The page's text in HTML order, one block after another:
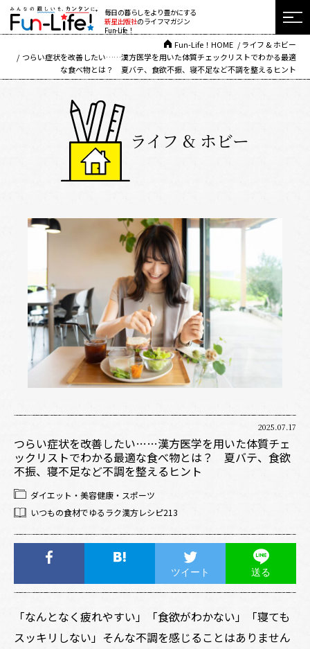
毎日の暮らしをより豊かにする
新星出版社のライフマガジン
Fun-Life！
Fun-Life！HOME
ライフ & ホビー
つらい症状を改善したい……漢方医学を用いた体質チェックリストでわかる最適
な食べ物とは？ 夏バテ、食欲不振、寝不足など不調を整えるヒント
ライフ & ホビー
2025.07.17
つらい症状を改善したい……漢方医学を用いた体質チェ
ックリストでわかる最適な食べ物とは？ 夏バテ、食欲
不振、寝不足など不調を整えるヒント
ダイエット・美容健康・スポーツ
いつもの食材でゆるラク漢方レシピ213
ツイート 送る
「なんとなく疲れやすい」「食欲がわかない」「寝ても
スッキリしない」そんな不調を感じることはありません